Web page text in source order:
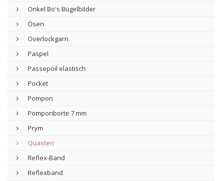
Onkel Bo's Bügelbilder
Ösen
Overlockgarn
Paspel
Passepoil elastisch
Pocket
Pompon
Pomponborte 7 mm
Prym
Quasten
Reflex-Band
Reflexband